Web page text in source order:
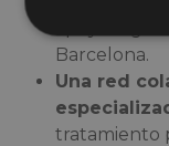
Barcelona.
Una red
tratamiento